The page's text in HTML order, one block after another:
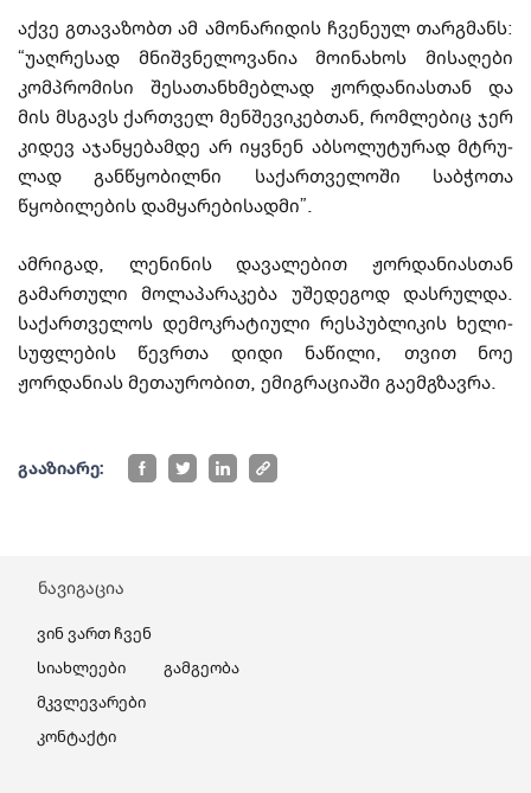
აქვე გთავაზობთ ამ ამონარიდის ჩვენეულ თარგმანს:
“უაღრესად მნიშვნელოვანია მოი­ნა­ხოს მისაღები
კომპრომისი შესათანხმებლად ჟორდანიასთან და
მის მსგავს ქარ­თ­ველ მე­ნ­შევიკებთან, რო­მ­ლებიც ჯერ
კიდევ აჯანყებამდე არ იყვნენ აბსოლუტურად მტრუ­­
ლად განწყობილნი სა­ქა­რთველოში საბჭოთა
წყობილების დამყარებისადმი”.
ამრიგად, ლენინის დავალებით ჟორდანიასთან
გამართული მოლა­პა­რა­კე­ბა უშედე­გოდ დასრულდა.
საქართველოს დემოკრატიუ­ლი რესპუბლიკის ხელი­
სუფ­ლების წევრთა დიდი ნაწილი, თვით ნოე
ჟორდანიას მე­თა­­ურობით, ემიგრაციაში გა­ემ­გ­ზავრა.
გააზიარე:
ნავიგაცია
Ვინ Ვართ Ჩვენ
Სიახლეები
Გამგეობა
Მკვლევარები
Კონტაქტი